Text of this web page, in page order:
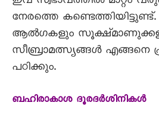
നേരത്തെ
ആൽഗകളും
സീബ്രാമത്സ്യങ്ങൾ എങ്ങനെ
പഠിക്കും.
ബഹിരാകാശ ദൂരദർശിനികൾ